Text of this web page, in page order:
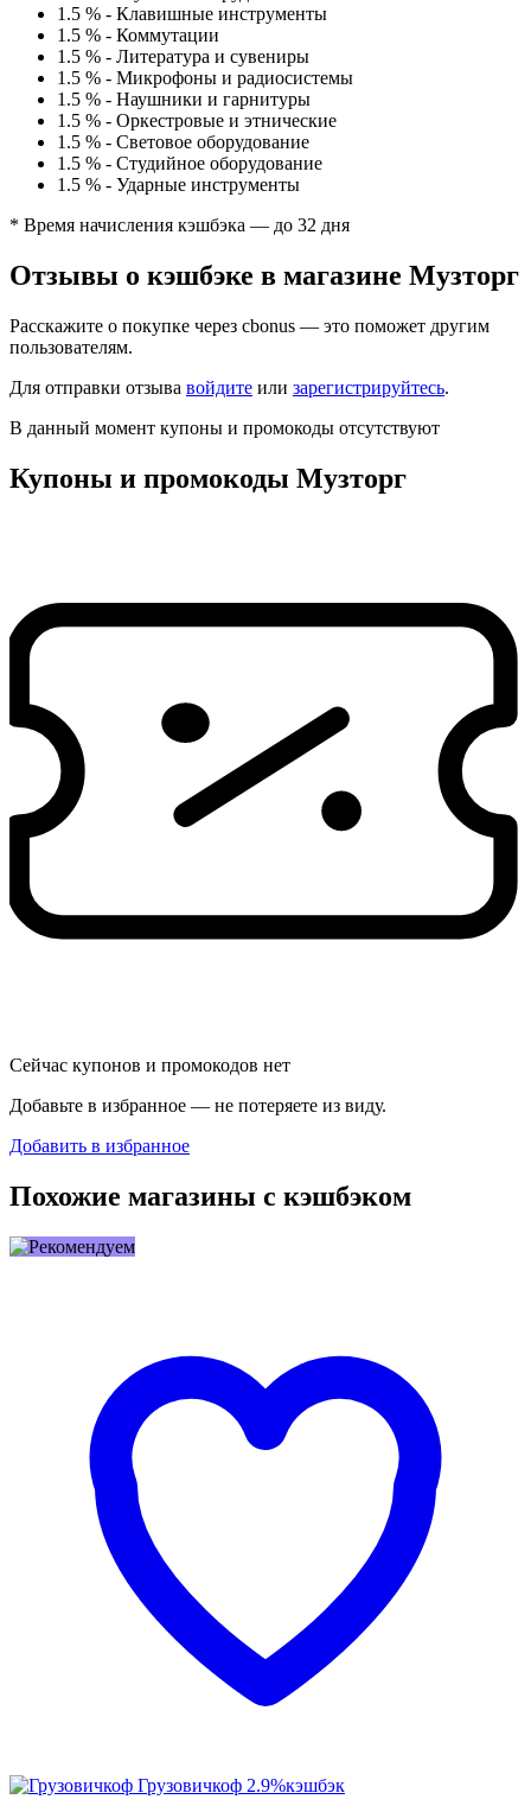
1.5 % - Клавишные инструменты
1.5 % - Коммутации
1.5 % - Литература и сувениры
1.5 % - Микрофоны и радиосистемы
1.5 % - Наушники и гарнитуры
1.5 % - Оркестровые и этнические
1.5 % - Световое оборудование
1.5 % - Студийное оборудование
1.5 % - Ударные инструменты
* Время начисления кэшбэка — до 32 дня
Отзывы о кэшбэке в магазине Музторг
Расскажите о покупке через cbonus — это поможет другим
пользователям.
Для отправки отзыва войдите или зарегистрируйтесь.
В данный момент купоны и промокоды отсутствуют
Купоны и промокоды Музторг
Сейчас купонов и промокодов нет
Добавьте в избранное — не потеряете из виду.
Добавить в избранное
Похожие магазины с кэшбэком
Грузовичкоф 2.9%кэшбэк